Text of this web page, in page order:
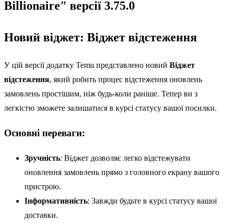
Billionaire" версії 3.75.0
Новий віджет: Віджет відстеження
У цій версії додатку Temu представлено новий Віджет
відстеження, який робить процес відстеження оновлень
замовлень простішим, ніж будь-коли раніше. Тепер ви з
легкістю зможете залишатися в курсі статусу вашої посилки.
Основні переваги:
Зручність: Віджет дозволяє легко відстежувати
оновлення замовлень прямо з головного екрану вашого
пристрою.
Інформативність: Завжди будьте в курсі статусу вашої
доставки.